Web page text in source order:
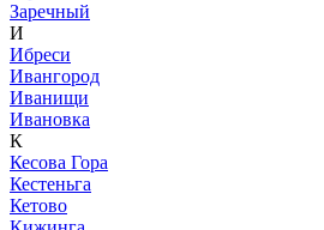
Заречный
И
Ибреси
Ивангород
Иванищи
Ивановка
К
Кесова Гора
Кестеньга
Кетово